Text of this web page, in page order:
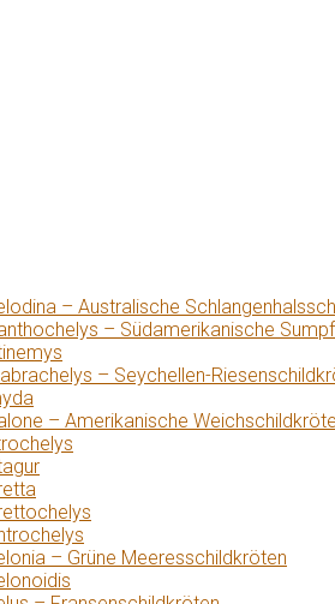
– Australische
– Südamerikanische
– Seychellen-
– Amerikanische
– Grüne Meeresschildkröten